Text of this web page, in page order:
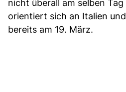
nicht überall am selben
orientiert sich an Italien
bereits am 19. März.